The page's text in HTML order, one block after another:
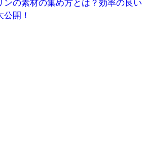
ンの素材の集め方とは？効率の良い
開！